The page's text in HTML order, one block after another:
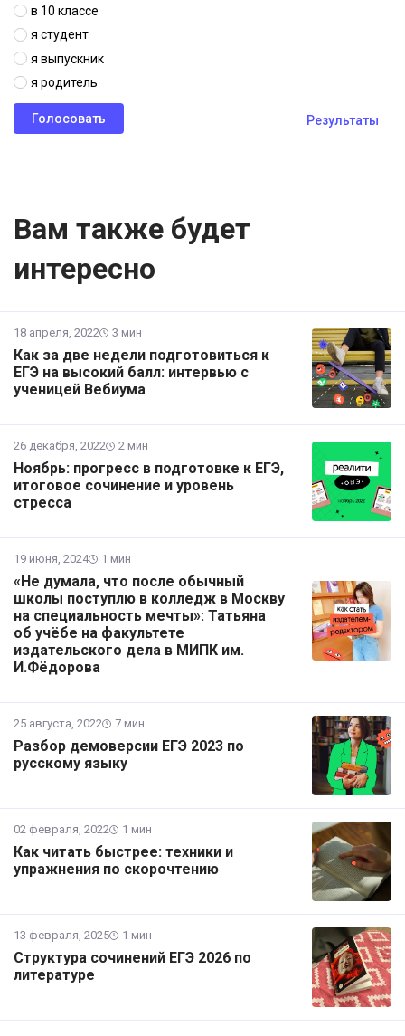
в 10 классе
я студент
я выпускник
я родитель
Результаты
Вам также будет
интересно
18 апреля, 2022 3 мин
Как за две недели подготовиться к
ЕГЭ на высокий балл: интервью с
ученицей Вебиума
26 декабря, 2022 2 мин
Ноябрь: прогресс в подготовке к ЕГЭ,
итоговое сочинение и уровень
стресса
19 июня, 2024 1 мин
«Не думала, что после обычный
школы поступлю в колледж в Москву
на специальность мечты»: Татьяна
об учёбе на факультете
издательского дела в МИПК им.
И.Фёдорова
25 августа, 2022 7 мин
Разбор демоверсии ЕГЭ 2023 по
русскому языку
02 февраля, 2022 1 мин
Как читать быстрее: техники и
упражнения по скорочтению
13 февраля, 2025 1 мин
Структура сочинений ЕГЭ 2026 по
литературе